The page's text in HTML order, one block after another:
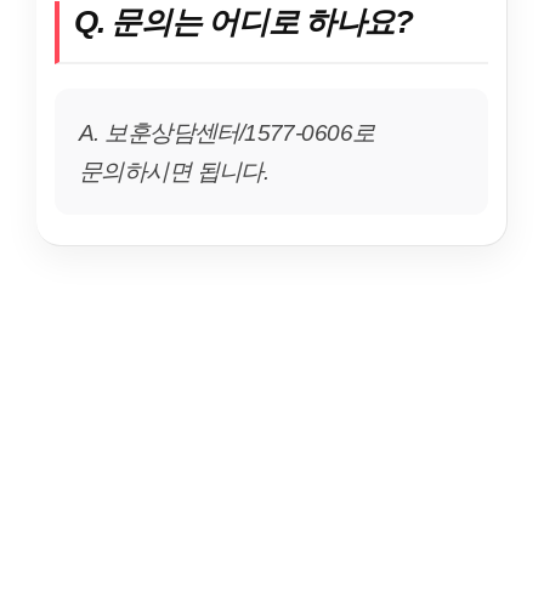
Q. 문의는 어디로 하나요?
A. 보훈상담센터/1577-0606로
문의하시면 됩니다.